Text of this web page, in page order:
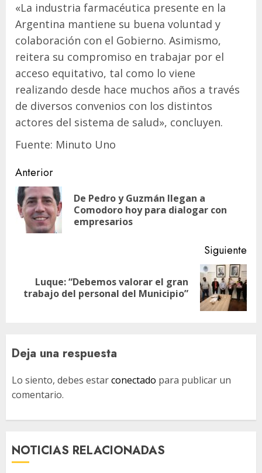
«La industria farmacéutica presente en la
Argentina mantiene su buena voluntad y
colaboración con el Gobierno. Asimismo,
reitera su compromiso en trabajar por el
acceso equitativo, tal como lo viene
realizando desde hace muchos años a través
de diversos convenios con los distintos
actores del sistema de salud», concluyen.
Fuente: Minuto Uno
Navegación
de
entradas
Anterior
De Pedro y Guzmán llegan a
Comodoro hoy para dialogar con
empresarios
Siguiente
Siguiente
entrada:
Luque: “Debemos valorar el gran
trabajo del personal del Municipio”
Deja una respuesta
Lo siento, debes estarconectado para publicar un
comentario.
NOTICIAS RELACIONADAS